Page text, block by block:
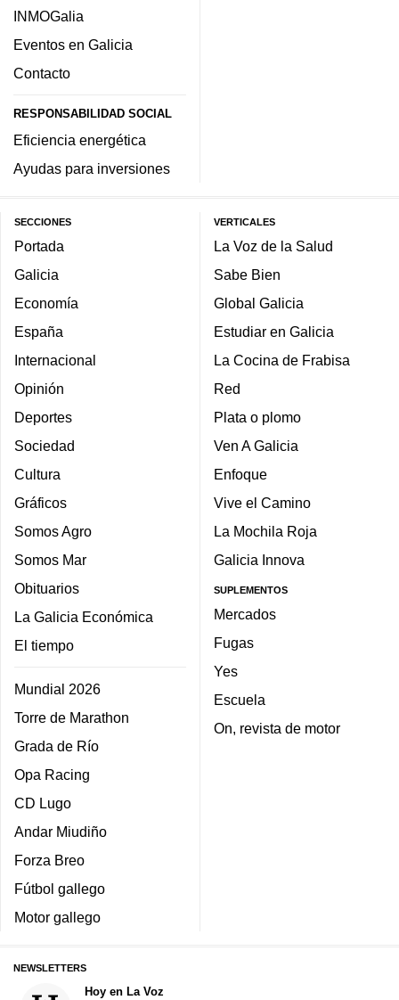
INMOGalia
Eventos en Galicia
Contacto
RESPONSABILIDAD SOCIAL
Eficiencia energética
Ayudas para inversiones
SECCIONES
Portada
Galicia
Economía
España
Internacional
Opinión
Deportes
Sociedad
Cultura
Gráficos
Somos Agro
Somos Mar
Obituarios
La Galicia Económica
El tiempo
Mundial 2026
Torre de Marathon
Grada de Río
Opa Racing
CD Lugo
Andar Miudiño
Forza Breo
Fútbol gallego
Motor gallego
VERTICALES
La Voz de la Salud
Sabe Bien
Global Galicia
Estudiar en Galicia
La Cocina de Frabisa
Red
Plata o plomo
Ven A Galicia
Enfoque
Vive el Camino
La Mochila Roja
Galicia Innova
SUPLEMENTOS
Mercados
Fugas
Yes
Escuela
On, revista de motor
NEWSLETTERS
Hoy en La Voz